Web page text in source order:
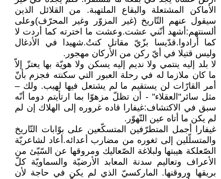
الأماكن المشتعلة والبقاع الملتهبة. من القلائل الذين
سيقول عنهم التّاريخ (غير المزوّر وغير المحرّف)وعلى
ألسنتهم:أشهد أنّني عشت.وعشت ما اخترته كما أردت لا
كما أرادوا.قدّيسا بزّيّ مقاتل كنتُ.شهيدا في الأدغال
وليس قتيلا في أيّ ركن من الأركان مهجور.
لا بلد إليه ينتمي ولا نديم إليه يسكن ولا هويّة بها يعتزّ إلاّ
ما كان ملازما له في رحلة العبور التي سكنته فجزم بأنّ
أمر القارّات لن يستقيم ما لم يشتعل فيها لهيب. ولك –
مثل سائر"العقلاء" - أن تظلّ مزهوّا بما ارتأيتم دوما أنّه
سبق في الاكتشاف:غيفارا قاده غروره إلى الهلاك إن لم
لم يكن ما أتاه عين التّهوّر.
غيفارا أجمل المتطرّفين المتسكّعين على بوّابات التّاريخ
والمتسلّلين إلى ثغوره من مضارب أعدائه.أعاد لشاعريّة
الصّعلكة هيبتها ولبلاغة الصّعاليك ومروقها عن السّيّئ من
الأعراف وتعاليم سدنة المعابد الأرضيّة والسماويّة كلّ
بريقها وروقنها. الماركسيّ الذي لم يكن في حاجة لأن